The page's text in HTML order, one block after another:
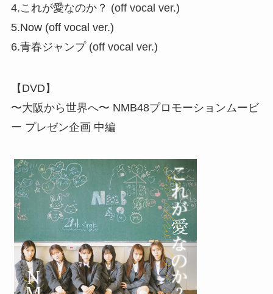
4.これが愛なのか？ (off vocal ver.)
5.Now (off vocal ver.)
6.青春ジャンプ (off vocal ver.)
【DVD】
〜大阪から世界へ〜 NMB48プロモーションムービ
ー プレゼン企画 中編